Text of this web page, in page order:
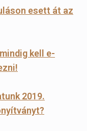
esett át az
kell e-
2019.